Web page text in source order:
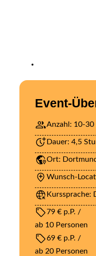
Event-
Anzahl: 10-30
Dauer: 4,5
Ort:
Wunsch-
Kurssprache:
79 € p.P. /
ab 10 Personen
69 € p.P. /
ab 20 Personen